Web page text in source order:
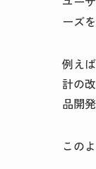
ーズ
例え
計の
品開
この